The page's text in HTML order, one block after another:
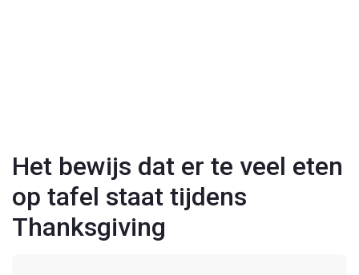
Het bewijs dat er te veel eten
op tafel staat tijdens
Thanksgiving